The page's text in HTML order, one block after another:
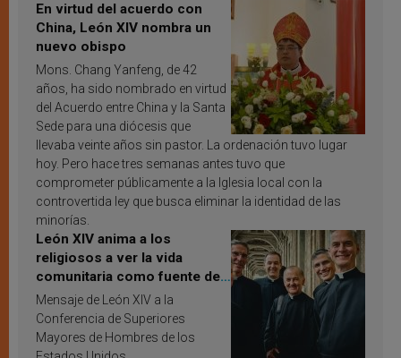
En virtud del acuerdo con
China, León XIV nombra un
nuevo obispo
Mons. Chang Yanfeng, de 42
años, ha sido nombrado en virtud
del Acuerdo entre China y la Santa
Sede para una diócesis que
llevaba veinte años sin pastor. La ordenación tuvo lugar
hoy. Pero hace tres semanas antes tuvo que
comprometer públicamente a la Iglesia local con la
controvertida ley que busca eliminar la identidad de las
minorías.
León XIV anima a los
religiosos a ver la vida
comunitaria como fuente de
inspiración y santificación
Mensaje de León XIV a la
Conferencia de Superiores
Mayores de Hombres de los